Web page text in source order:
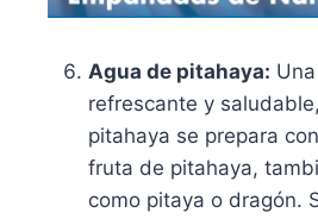
Agua de pitahaya:
refrescante y
pitahaya se prepara
fruta de pitahaya,
como pitaya o dragón.